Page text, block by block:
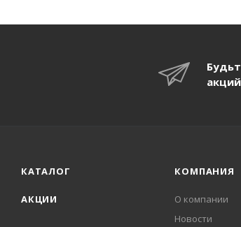
КАТАЛОГ
АКЦИИ
КОМПАНИЯ
О компании
Новости